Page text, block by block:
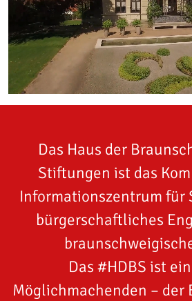
Das Haus der
Stiftungen ist das
Informationszentrum für
bürgerschaftliches
Das #HDBS ist
Möglichmachenden – der